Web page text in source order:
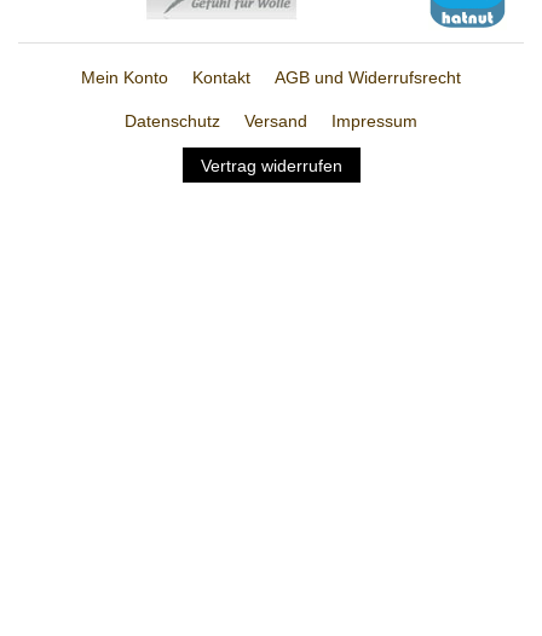
Mein Konto Kontakt AGB und Widerrufsrecht
Datenschutz Versand Impressum
Vertrag widerrufen